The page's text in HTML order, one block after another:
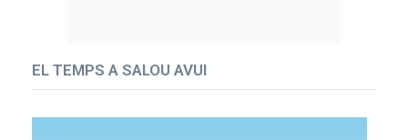
EL TEMPS A SALOU AVUI